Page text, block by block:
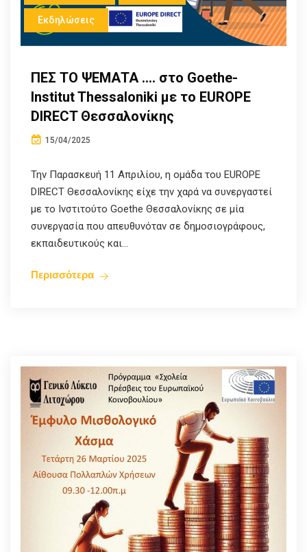
Εκδηλώσεις
ΠΕΣ ΤΟ ΨΕΜΑΤΑ …. στο Goethe-
Institut Thessaloniki με το EUROPE
DIRECT Θεσσαλονίκης
15/04/2025
Την Παρασκευή 11 Απριλίου, η ομάδα του EUROPE
DIRECT Θεσσαλονίκης είχε την χαρά να συνεργαστεί
με το Ινστιτούτο Goethe Θεσσαλονίκης σε μία
συνεργασία που απευθυνόταν σε δημοσιογράφους,
εκπαιδευτικούς και...
Περισσότερα